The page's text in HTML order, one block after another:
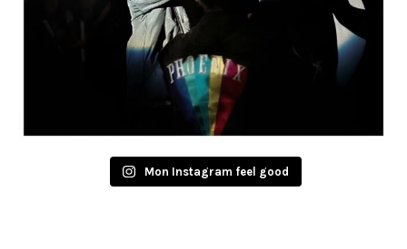
Mon Instagram feel good